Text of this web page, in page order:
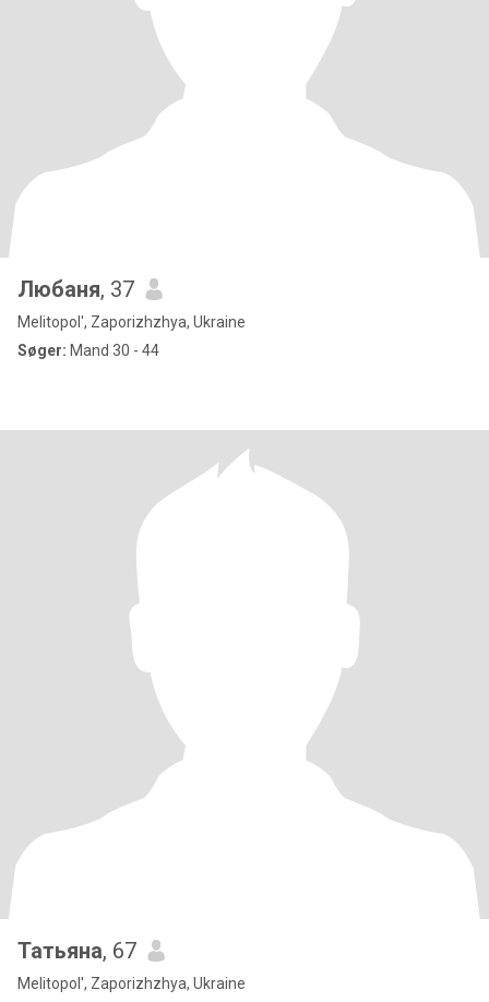
Любаня, 37
Melitopol', Zaporizhzhya, Ukraine
Søger: Mand 30 - 44
Татьяна, 67
Melitopol', Zaporizhzhya, Ukraine